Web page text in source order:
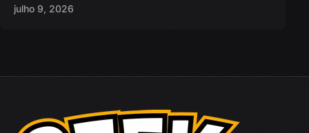
julho 9, 2026